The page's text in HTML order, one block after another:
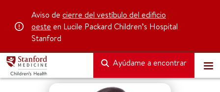
Aviso de cierre del vestíbulo del edificio
oeste en Lucile Packard Children’s Hospital
Stanford
Ayúdame a encontrar